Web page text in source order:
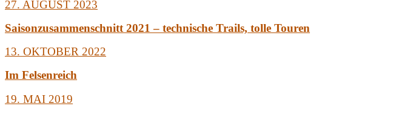
27. AUGUST 2023
Saisonzusammenschnitt 2021 – technische Trails, tolle Touren
13. OKTOBER 2022
Im Felsenreich
19. MAI 2019